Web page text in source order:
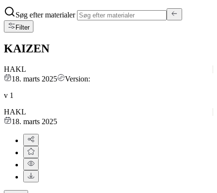
Søg efter materialer
Filter
KAIZEN
HAKL
18. marts 2025
Version:
v 1
HAKL
18. marts 2025